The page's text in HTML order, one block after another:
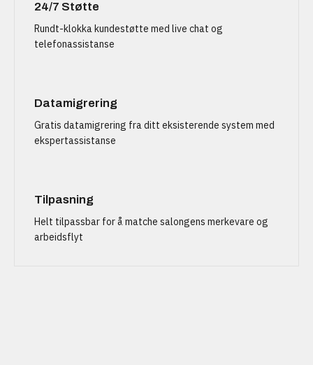
24/7 Støtte
Rundt-klokka kundestøtte med live chat og
telefonassistanse
Datamigrering
Gratis datamigrering fra ditt eksisterende system med
ekspertassistanse
Tilpasning
Helt tilpassbar for å matche salongens merkevare og
arbeidsflyt